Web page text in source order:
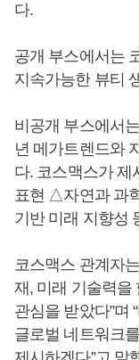
다.
공개 부스에서는
지속가능한 뷰티
비공개 부스에서
년 메가트렌드와
다. 코스맥스가
표현 △자연과 과
기반 미래 지향성
코스맥스 관계자
재, 미래 기술력을
관심을 받았다”며
글로벌 네트워크